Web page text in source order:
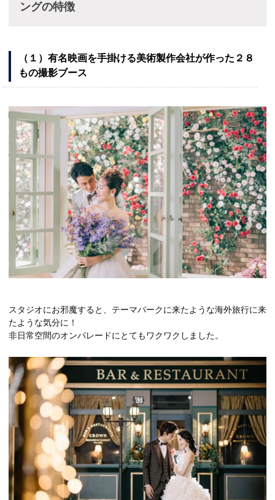
ングの特徴
（１）有名映画を手掛ける美術製作会社が作った２８
もの撮影ブース
スタジオにお邪魔すると、テーマパークに来たような海外旅行に来
たような気分に！
非日常空間のオンパレードにとてもワクワクしました。